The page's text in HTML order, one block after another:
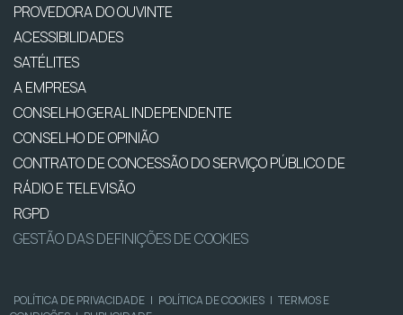
PROVEDORA DO OUVINTE
ACESSIBILIDADES
SATÉLITES
A EMPRESA
CONSELHO GERAL INDEPENDENTE
CONSELHO DE OPINIÃO
CONTRATO DE CONCESSÃO DO SERVIÇO PÚBLICO DE
RÁDIO E TELEVISÃO
RGPD
GESTÃO DAS DEFINIÇÕES DE COOKIES
POLÍTICA DE PRIVACIDADE | POLÍTICA DE COOKIES | TERMOS E